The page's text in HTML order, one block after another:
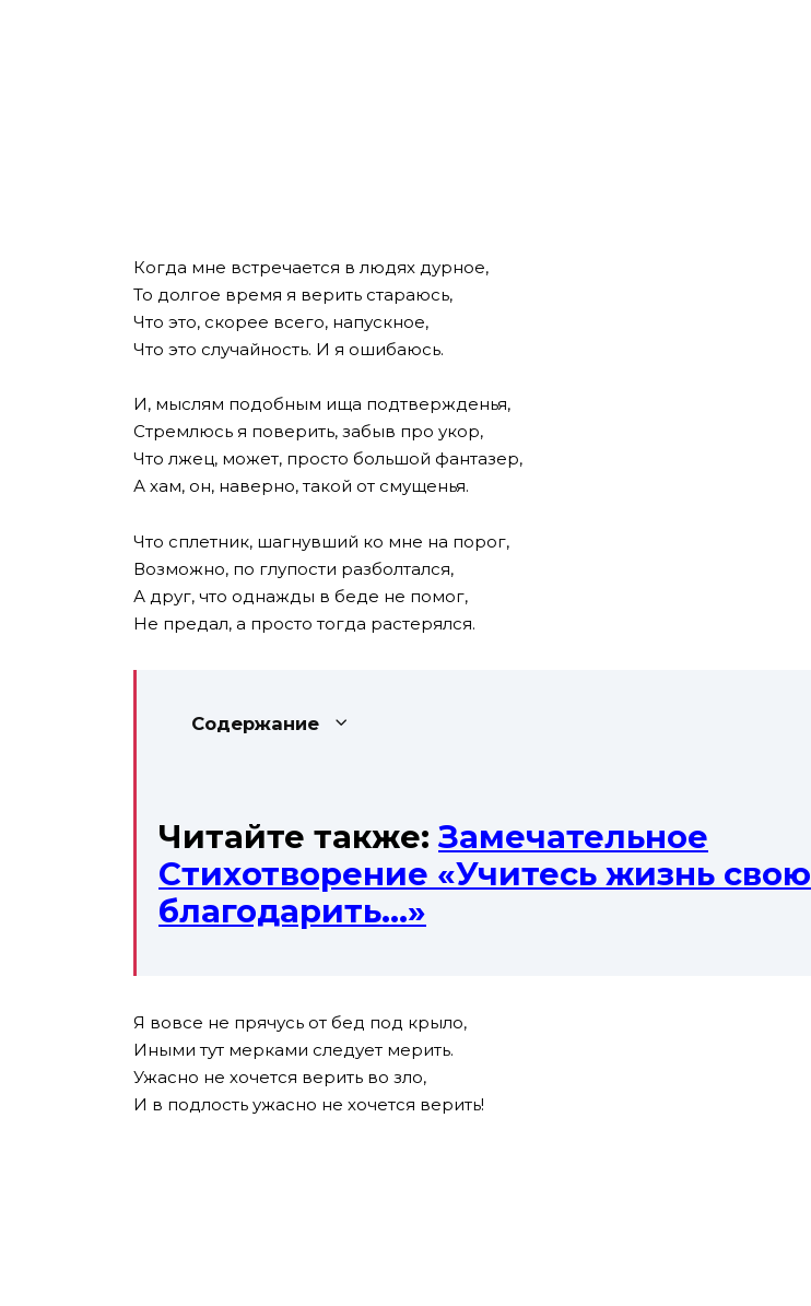
Когда мне встречается в людях дурное,
То долгое время я верить стараюсь,
Что это, скорее всего, напускное,
Что это случайность. И я ошибаюсь.
И, мыслям подобным ища подтвержденья,
Стремлюсь я поверить, забыв про укор,
Что лжец, может, просто большой фантазер,
А хам, он, наверно, такой от смущенья.
Что сплетник, шагнувший ко мне на порог,
Возможно, по глупости разболтался,
А друг, что однажды в беде не помог,
Не предал, а просто тогда растерялся.
Содержание
Читайте также: Замечательное
Стихотворение «Учитесь жизнь свою
благодарить…»
Я вовсе не прячусь от бед под крыло,
Иными тут мерками следует мерить.
Ужасно не хочется верить во зло,
И в подлость ужасно не хочется верить!